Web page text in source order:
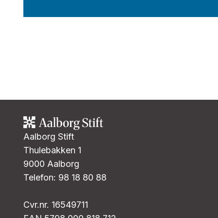
Aalborg Stift
Thulebakken 1
9000 Aalborg
Telefon: 98 18 80 88
Cvr.nr. 16549711